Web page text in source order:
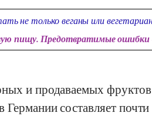
не только веганы или
пищу. Предотвратимые
и продаваемых
составляет